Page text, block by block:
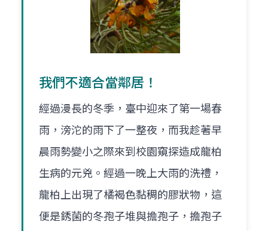
我們不適合當鄰居！
經過漫長的冬季，臺中迎來了第一場春
雨，滂沱的雨下了一整夜，而我趁著早
晨雨勢變小之際來到校園窺探造成龍柏
生病的元兇。經過一晚上大雨的洗禮，
龍柏上出現了橘褐色黏稠的膠狀物，這
便是銹菌的冬孢子堆與擔孢子，擔孢子